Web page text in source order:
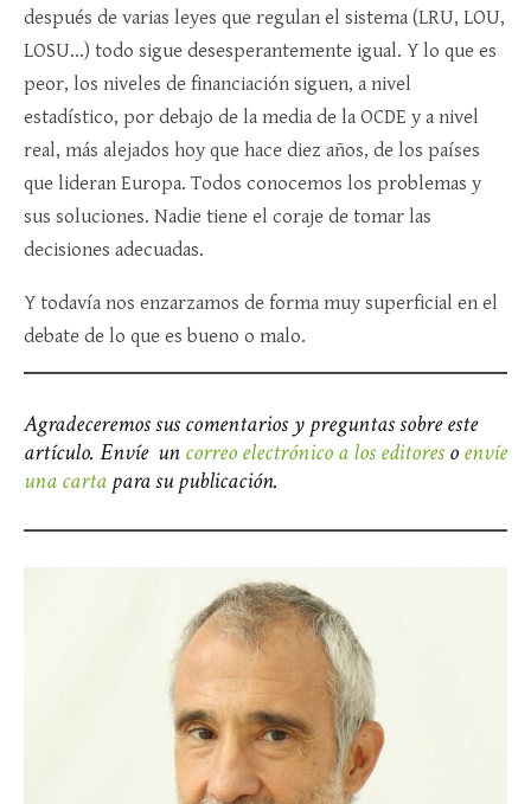
después de varias leyes que regulan el sistema (LRU, LOU,
LOSU…) todo sigue desesperantemente igual. Y lo que es
peor, los niveles de financiación siguen, a nivel
estadístico, por debajo de la media de la OCDE y a nivel
real, más alejados hoy que hace diez años, de los países
que lideran Europa. Todos conocemos los problemas y
sus soluciones. Nadie tiene el coraje de tomar las
decisiones adecuadas.
Y todavía nos enzarzamos de forma muy superficial en el
debate de lo que es bueno o malo.
Agradeceremos sus comentarios y preguntas sobre este
artículo. Envíe uncorreo electrónico a los editoresoenvíe
una cartapara su publicación.